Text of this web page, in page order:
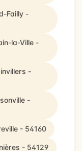
Failly -
la-Ville -
-
-
- 54160
- 54129